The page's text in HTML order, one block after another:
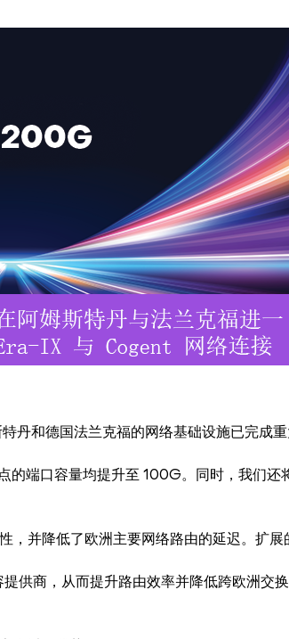
丹和德国法兰克福的网络基础设施已完成重
的端口容量均提升至 100G。同时，我们
，并降低了欧洲主要网络路由的延迟。扩
供商，从而提升路由效率并降低跨欧洲交